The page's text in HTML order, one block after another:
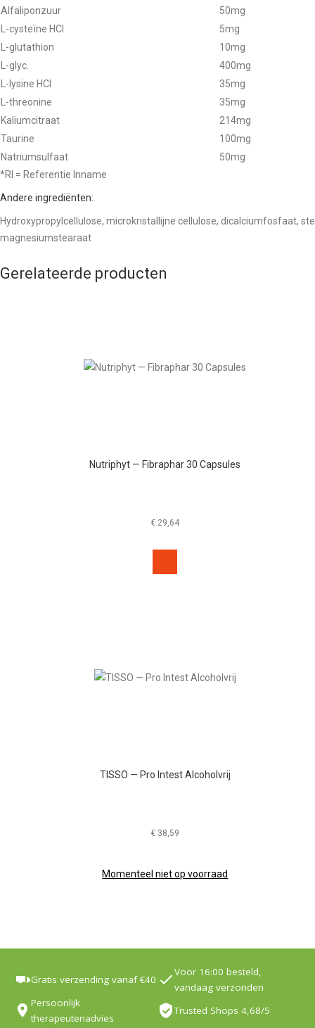
Alfaliponzuur
50mg
L-cysteïne HCl
5mg
L-glutathion
10mg
L-glyc.
400mg
L-lysine HCl
35mg
L-threonine
35mg
Kaliumcitraat
214mg
Taurine
100mg
Natriumsulfaat
50mg
*RI = Referentie Inname
Andere ingrediënten:
Hydroxypropylcellulose, microkristallijne cellulose, dicalciumfosfaat,
magnesiumstearaat
Gerelateerde producten
Nutriphyt — Fibraphar 30 Capsules
€ 29,64
TISSO — Pro Intest Alcoholvrij
€ 38,59
Momenteel niet op voorraad
Gratis verzending vanaf €40
Voor 16:00 besteld,
vandaag verzonden
Persoonlijk
therapeutenadvies
Trusted Shops 4,68/5